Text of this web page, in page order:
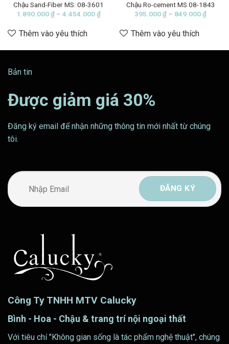
Chậu Sand-Fiber MS: 08-3601
1.890.000₫ – 4.454.000₫Khoảng
1.890.000 ₫
Thêm vào yêu thích
Chậu Ro-cement MS 08-1843
395.000₫ – 849.000₫Khoảng
Thêm vào yêu thích
₫
Bản tin
Được giảm giá 30%
Đăng ký email để nhận những thông tin mới nhất từ chúng
tôi.
Công Ty TNHH MTV Calucky
Bình - Hoa - Chậu & trang trí nội ngoại thất
Với tiêu chí "Không gian sống là tác phẩm nghệ thuật", chúng